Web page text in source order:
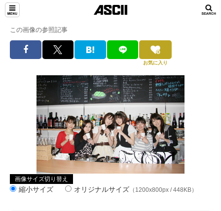
この画像の参照記事
お気に入り
画像サイズ切り替え
縮小サイズ オリジナルサイズ （1200x800px / 448KB）